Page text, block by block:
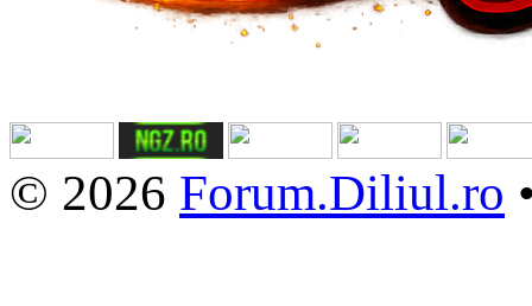
© 2026 Forum.Diliul.ro